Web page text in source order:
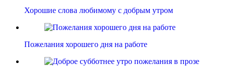
Хорошие слова любимому с добрым утром
Пожелания хорошего дня на работе